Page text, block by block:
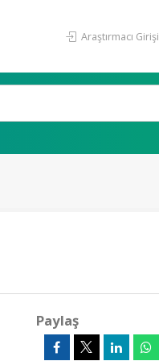
Araştırmacı Girişi
Paylaş